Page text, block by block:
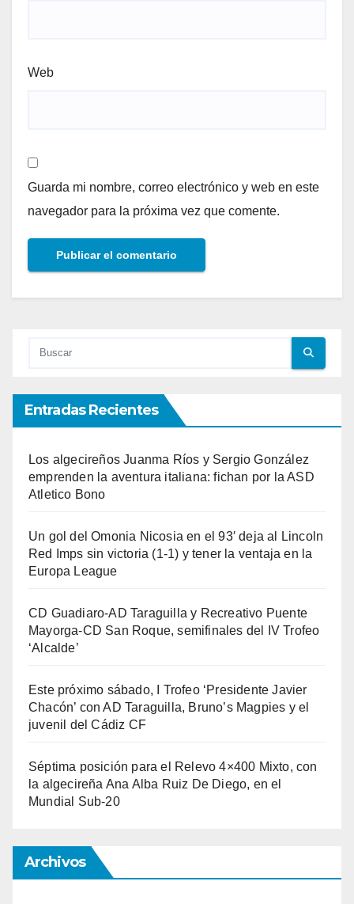
Web
Guarda mi nombre, correo electrónico y web en este
navegador para la próxima vez que comente.
Entradas Recientes
Los algecireños Juanma Ríos y Sergio González
emprenden la aventura italiana: fichan por la ASD
Atletico Bono
Un gol del Omonia Nicosia en el 93′ deja al Lincoln
Red Imps sin victoria (1-1) y tener la ventaja en la
Europa League
CD Guadiaro-AD Taraguilla y Recreativo Puente
Mayorga-CD San Roque, semifinales del IV Trofeo
‘Alcalde’
Este próximo sábado, I Trofeo ‘Presidente Javier
Chacón’ con AD Taraguilla, Bruno’s Magpies y el
juvenil del Cádiz CF
Séptima posición para el Relevo 4×400 Mixto, con
la algecireña Ana Alba Ruiz De Diego, en el
Mundial Sub-20
Archivos